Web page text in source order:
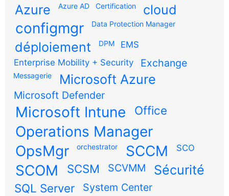
Azure Azure AD Certification cloud
configmgr Data Protection Manager
déploiement DPM
EMS
Enterprise Mobility + Security
Exchange
Messagerie Microsoft Azure
Microsoft Defender
Microsoft Intune Office
Operations Manager
OpsMgr
orchestrator SCCM SCO
SCOM SCSM SCVMM Sécurité
SQL Server System Center